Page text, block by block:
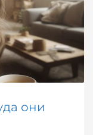
они